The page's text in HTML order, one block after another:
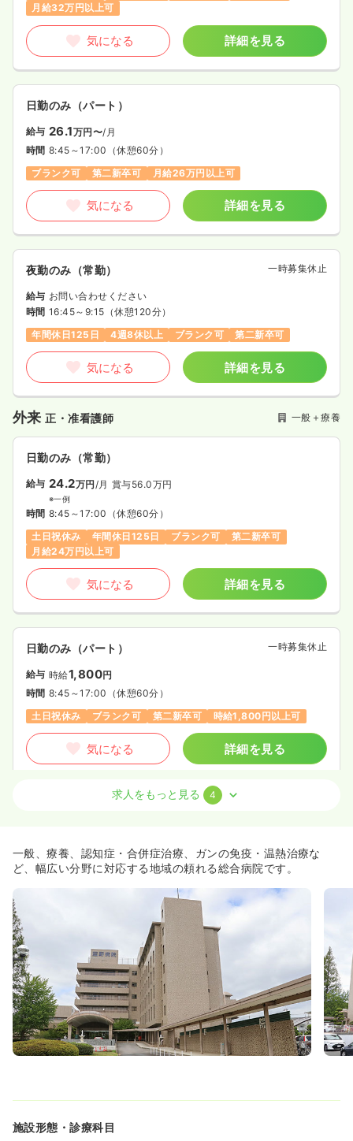
月給32万円以上可
気になる 詳細を見る
日勤のみ（パート）
給与 26.1万円〜/月
時間 8:45～17:00 （休憩60分）
ブランク可
第二新卒可 月給26万円以上可
気になる 詳細を見る
夜勤のみ（常勤） 一時募集休止
給与 お問い合わせください
時間 16:45～9:15 （休憩120分）
年間休日125日
4週8休以上 ブランク可 第二新卒可
気になる 詳細を見る
外来正・准看護師 一般＋療養
日勤のみ（常勤）
給与 24.2万円/月 賞与56.0万円
※一例
時間 8:45～17:00 （休憩60分）
土日祝休み
年間休日125日 ブランク可
第二新卒可
月給24万円以上可
気になる 詳細を見る
日勤のみ（パート） 一時募集休止
給与 時給1,800円
時間 8:45～17:00 （休憩60分）
土日祝休み
ブランク可 第二新卒可 時給1,800円以上可
気になる 詳細を見る
オペ室(手術室)正・准看護師
給与 25.2万円〜/月 賞与56.0万円〜
（休憩60分）
担当業務未経験可
月給25万円以上可
気になる
透析正・准看護師 一般＋療養
日勤のみ（常勤） 一時募集休止
年間休日125日
4週8休以上
求人をもっと見る 4
一般、療養、認知症・合併症治療、ガンの免疫・温熱治療な
ど、幅広い分野に対応する地域の頼れる総合病院です。
施設形態・診療科目